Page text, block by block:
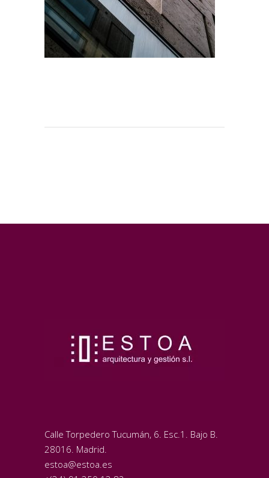
Calle Torpedero Tucumán, 6. Esc.1. Bajo B.
28016. Madrid.
estoa@estoa.es